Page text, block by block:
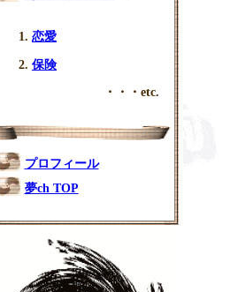
恋愛
保険
・・・etc.
プロフィール
夢ch TOP